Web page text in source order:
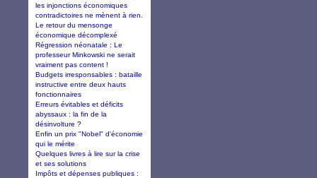
les injonctions économiques
contradictoires ne mènent à rien.
Le retour du mensonge
économique décomplexé
Régression néonatale : Le
professeur Minkowski ne serait
vraiment pas content !
Budgets irresponsables : bataille
instructive entre deux hauts
fonctionnaires
Erreurs évitables et déficits
abyssaux : la fin de la
désinvolture ?
Enfin un prix "Nobel" d'économie
qui le mérite
Quelques livres à lire sur la crise
et ses solutions
Impôts et dépenses publiques :